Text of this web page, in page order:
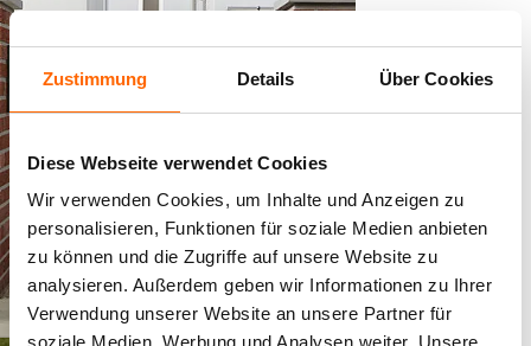
Zustimmung Details Über Cookies
Diese Webseite verwendet Cookies
Wir verwenden Cookies, um Inhalte und Anzeigen zu
personalisieren, Funktionen für soziale Medien anbieten
zu können und die Zugriffe auf unsere Website zu
analysieren. Außerdem geben wir Informationen zu Ihrer
Verwendung unserer Website an unsere Partner für
soziale Medien, Werbung und Analysen weiter. Unsere
TEILEN: TEILEN: